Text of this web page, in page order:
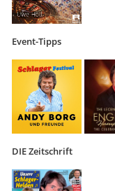
Event-Tipps
DIE Zeitschrift